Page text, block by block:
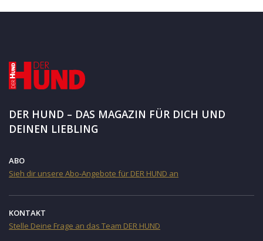
DER HUND – DAS MAGAZIN FÜR DICH UND
DEINEN LIEBLING
ABO
Sieh dir unsere Abo-Angebote für DER HUND an
KONTAKT
Stelle Deine Frage an das Team DER HUND